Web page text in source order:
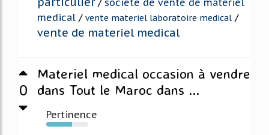
/ societe de vente de materiel
medical / vente materiel laboratoire medical /
vente de materiel medical
0
Materiel medical occasion à vendre
dans Tout le Maroc dans ...
Pertinence
62%